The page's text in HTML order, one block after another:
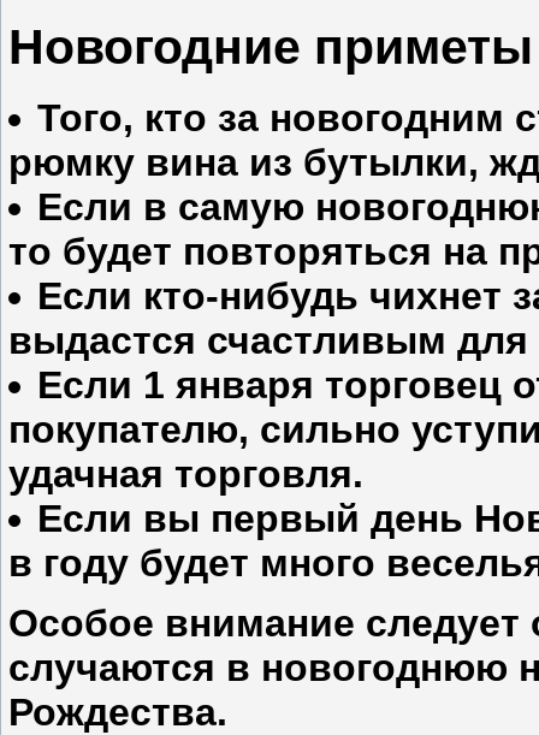
Новогодние приметы
Того, кто за
рюмку вина из бутылки,
Если в самую
то будет повторяться на
Если кто-нибудь чихнет
выдастся счастливым для
Если 1 января торговец
покупателю, сильно
удачная торговля.
Если вы первый день
в году будет много
Особое внимание следует
случаются в новогоднюю
Рождества.